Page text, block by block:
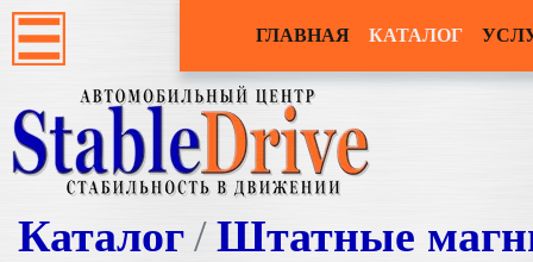
ГЛАВНАЯ КАТАЛОГ
Каталог
Штатные